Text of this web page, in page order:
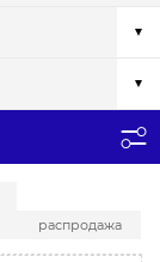
распродажа